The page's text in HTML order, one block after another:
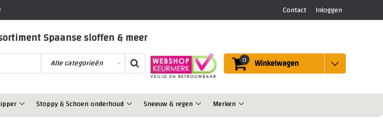
Contact Inloggen
0 Winkelwagen
Stoppy & Schoen onderhoud Sneeuw & regen Merken
Spaanse sloffen & meer